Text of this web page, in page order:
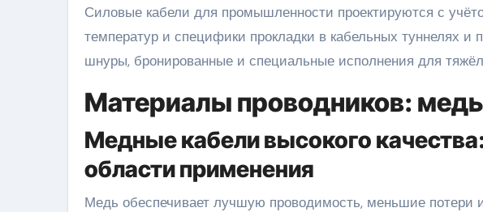
Силовые кабели для промышленности проектируются с
температур и специфики прокладки в кабельных туннелях
шнуры, бронированные и специальные исполнения для
Материалы проводников:
Медные кабели высокого
области применения
Медь обеспечивает лучшую проводимость, меньшие потери